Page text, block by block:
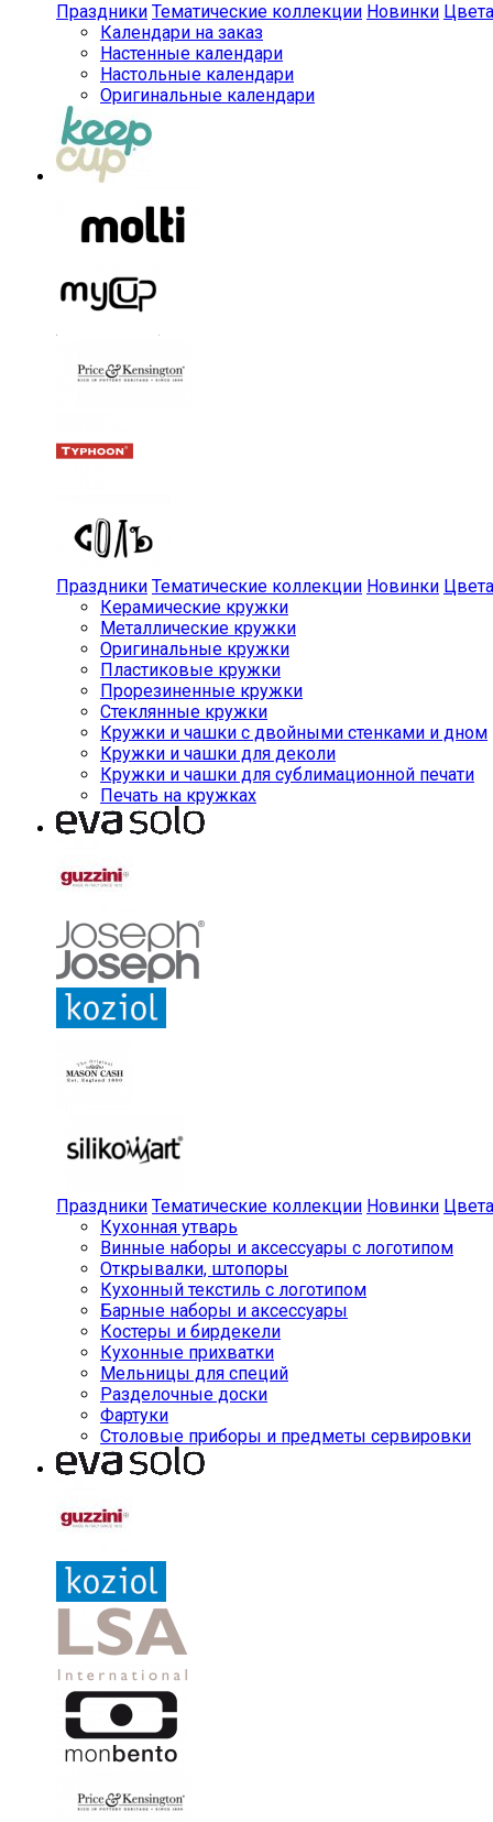
Праздники Тематические коллекции Новинки Цвета
Календари на заказ
Настенные календари
Настольные календари
Оригинальные календари
Праздники Тематические коллекции Новинки Цвета
Керамические кружки
Металлические кружки
Оригинальные кружки
Пластиковые кружки
Прорезиненные кружки
Стеклянные кружки
Кружки и чашки с двойными стенками и дном
Кружки и чашки для деколи
Кружки и чашки для сублимационной печати
Печать на кружках
Праздники Тематические коллекции Новинки Цвета
Кухонная утварь
Винные наборы и аксессуары с логотипом
Открывалки, штопоры
Кухонный текстиль с логотипом
Барные наборы и аксессуары
Костеры и бирдекели
Кухонные прихватки
Мельницы для специй
Разделочные доски
Фартуки
Столовые приборы и предметы сервировки